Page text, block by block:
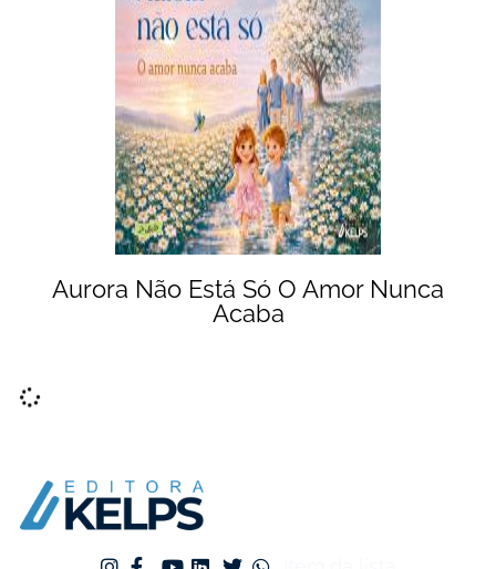
Aurora Não Está Só O Amor Nunca
Acaba